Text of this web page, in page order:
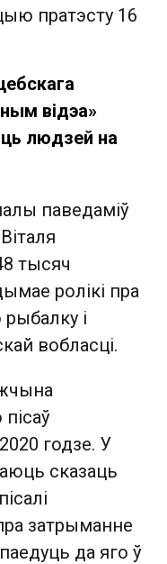
пратэсту 16
відэа»
людзей на
паведаміў
тысяч
ролікі пра
і
вобласці.
годзе. У
сказаць
затрыманне
да яго ў